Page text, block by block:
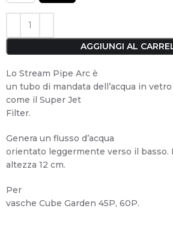
AGGIUNGI AL
Lo Stream Pipe Arc è
un tubo di mandata dell’acqua in
come il Super Jet
Filter.
Genera un flusso d’acqua
orientato leggermente verso il basso.
altezza 12 cm.
Per
vasche Cube Garden 45P, 60P.